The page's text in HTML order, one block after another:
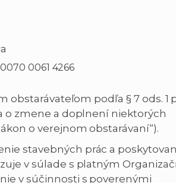
0061 4266
obstarávateľom podľa § 7 ods. 1
o zmene a doplnení niektorých
o verejnom obstarávaní“).
stavebných prác a
v súlade s platným
v súčinnosti s poverenými